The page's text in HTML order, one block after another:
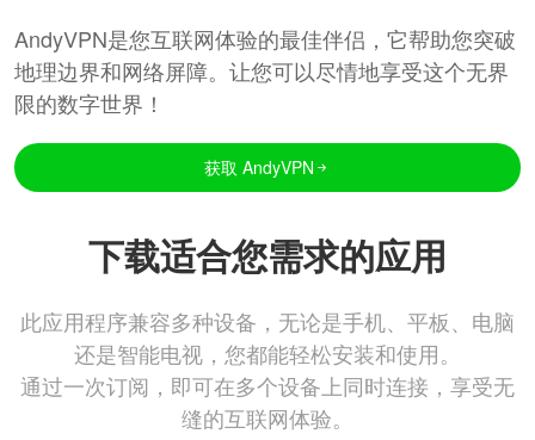
AndyVPN是您互联网体验的最佳伴侣，它帮助您突破
地理边界和网络屏障。让您可以尽情地享受这个无界
限的数字世界！
获取 AndyVPN
下载适合您需求的应用
此应用程序兼容多种设备，无论是手机、平板、电脑
还是智能电视，您都能轻松安装和使用。
通过一次订阅，即可在多个设备上同时连接，享受无
缝的互联网体验。